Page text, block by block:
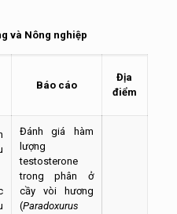
và Nông nghiệp
Báo cáo
Địa
điểm
Đánh giá hàm
lượng
testosterone
trong phân ở
cầy vòi hương
(Paradoxurus